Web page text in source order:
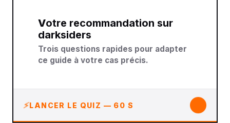
Votre recommandation sur
darksiders
Trois questions rapides pour adapter
ce guide à votre cas précis.
LANCER LE QUIZ — 60 S